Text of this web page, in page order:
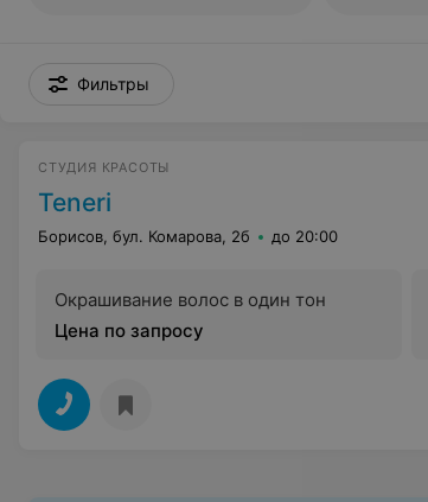
Фильтры
СТУДИЯ КРАСОТЫ
Teneri
Борисов, бул. Комарова, 2б до 20:00
Окрашивание волос в один тон
Цена по запросу